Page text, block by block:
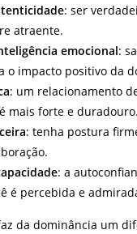
: ser
atraente.
emocional:
o impacto positivo da
: um relacionamento
mais forte e duradouro.
: tenha postura
: a
é percebida e
da dominância um